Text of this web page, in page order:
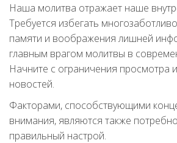
Наша молитва отражает наше
Требуется избегать
памяти и воображения лишней
главным врагом молитвы в
Начните с ограничения просмотра
новостей.
Факторами, способствующими
внимания, являются также
правильный настрой.